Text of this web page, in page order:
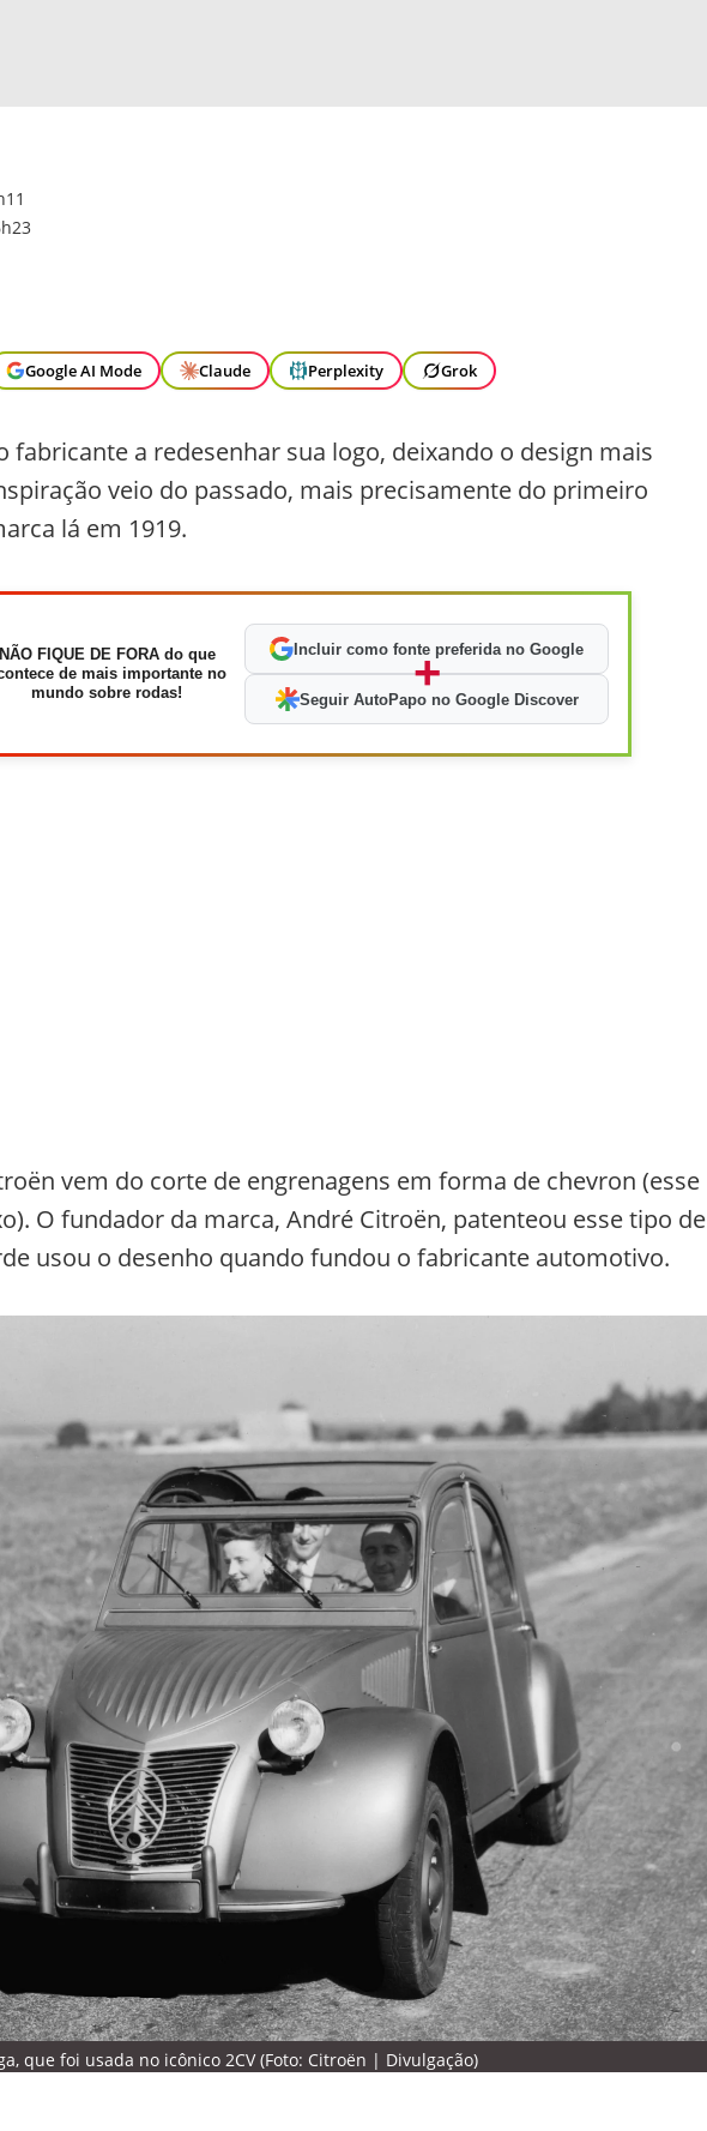
Google AI Mode Claude Perplexity Grok
fabricante a redesenhar sua logo, deixando o design mais
veio do passado, mais precisamente do primeiro
lá em 1919.
NÃO FIQUE DE FORA do que
de mais importante no
mundo sobre rodas!
Incluir como fonte preferida no Google
+
Seguir AutoPapo no Google Discover
vem do corte de engrenagens em forma de chevron (esse
O fundador da marca, André Citroën, patenteou esse tipo de
usou o desenho quando fundou o fabricante automotivo.
que foi usada no icônico 2CV (Foto: Citroën | Divulgação)